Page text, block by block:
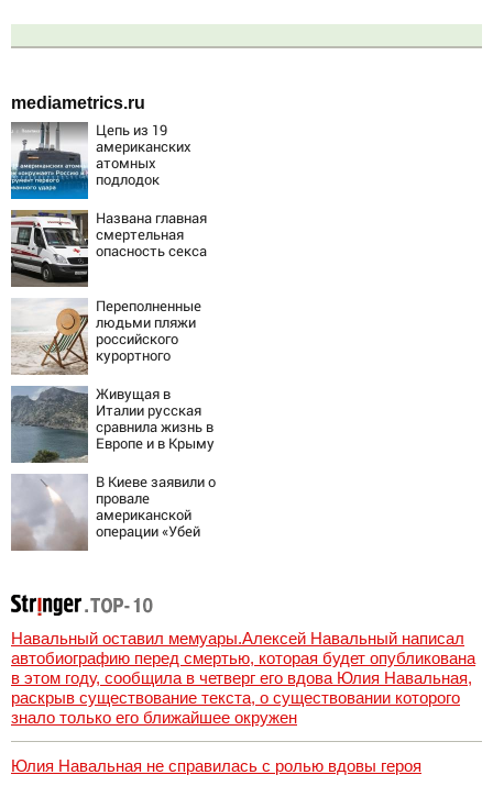
mediametrics.ru
Цепь из 19
американских
атомных
подлодок
Россию и Китай:
это инструмент
первого
массированного
Названа главная
смертельная
опасность секса
Переполненные
людьми пляжи
российского
курортного
видео
Живущая в
Италии русская
сравнила жизнь в
Европе и в Крыму
В Киеве заявили о
провале
американской
операции «Убей
Навальный оставил мемуары.Алексей Навальный написал
автобиографию перед смертью, которая будет опубликована
в этом году, сообщила в четверг его вдова Юлия Навальная,
раскрыв существование текста, о существовании которого
знало только его ближайшее окружен
Юлия Навальная не справилась с ролью вдовы героя